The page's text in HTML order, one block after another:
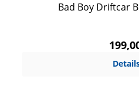
Bad Boy Driftcar